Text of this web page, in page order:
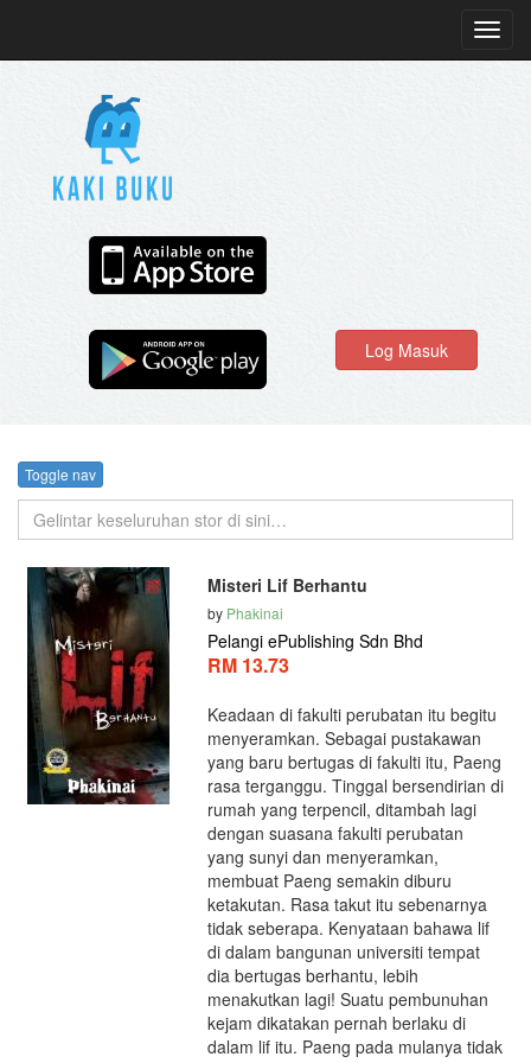
Log Masuk
Toggle nav
Misteri Lif Berhantu
by Phakinai
Pelangi ePublishing Sdn Bhd
RM 13.73
Keadaan di fakulti perubatan itu begitu
menyeramkan. Sebagai pustakawan
yang baru bertugas di fakulti itu, Paeng
rasa terganggu. Tinggal bersendirian di
rumah yang terpencil, ditambah lagi
dengan suasana fakulti perubatan
yang sunyi dan menyeramkan,
membuat Paeng semakin diburu
ketakutan. Rasa takut itu sebenarnya
tidak seberapa. Kenyataan bahawa lif
di dalam bangunan universiti tempat
dia bertugas berhantu, lebih
menakutkan lagi! Suatu pembunuhan
kejam dikatakan pernah berlaku di
dalam lif itu. Paeng pada mulanya tidak